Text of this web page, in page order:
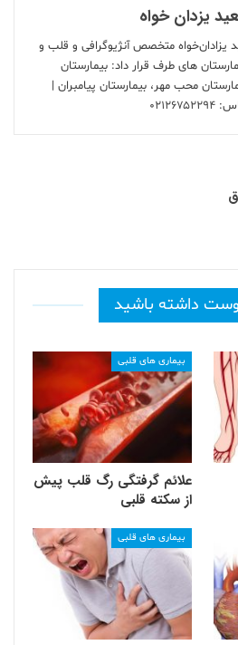
یزدان خواه
یزادان‌خواه متخصص آنژیوگرافی و قلب و
های طرف قرار داد: بیمارستان
محب مهر، بیمارستان پیامبران |
۰۲۱۲۶۷۵۲۲۹۴
داشته باشید
بیماری های قلبی
علائم گرفتگی رگ قلب پیش
از سکته قلبی
بیماری های قلبی